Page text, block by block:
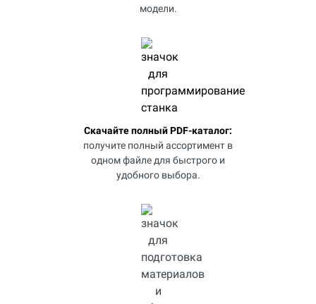
модели.
Скачайте полный PDF-каталог:
получите полный ассортимент в
одном файле для быстрого и
удобного выбора.